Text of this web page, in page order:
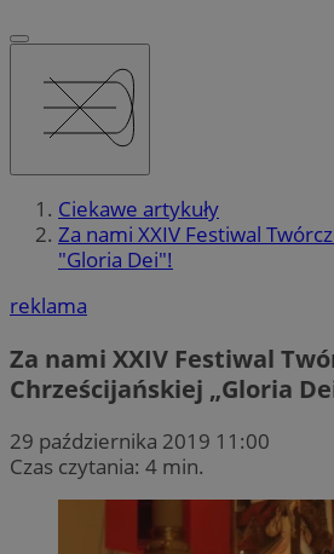
Ciekawe artykuły
Za nami XXIV Festiwal
"Gloria Dei"!
reklama
Za nami XXIV Festiwal
Chrześcijańskiej „Gloria
29 października 2019 11:00
Czas czytania: 4 min.